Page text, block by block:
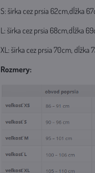
S: šírka cez prsia 62cm,dĺžka
L: šírka cez prsia 68cm,dĺžka
XL: šírka cez prsia 70cm, dĺžka
Rozmery: